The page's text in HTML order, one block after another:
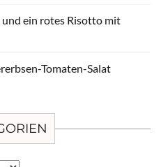
ein rotes Risotto mit
Tomaten-Salat